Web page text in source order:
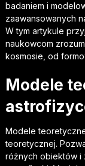
badaniem i
zaawansowanych
W tym artykule
naukowcom
kosmosie, od
Modele
Modele
teoretycznej.
różnych obiektów i